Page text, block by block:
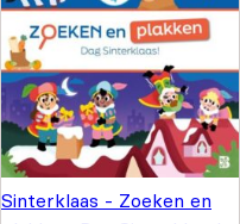
Sinterklaas - Zoeken en